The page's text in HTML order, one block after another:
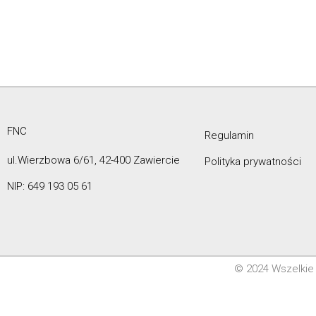
FNC
ul.Wierzbowa 6/61, 42-400 Zawiercie
NIP: 649 193 05 61
Regulamin
Polityka prywatności
© 2024